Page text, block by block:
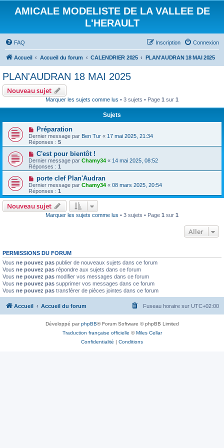
AMICALE MODELISTE DE LA VALLEE DE
L'HERAULT
FAQ Connexion
Inscription
Accueil Accueil du forum CALENDRIER 2025 PLAN'AUDRAN 18 MAI 2025
PLAN'AUDRAN 18 MAI 2025
Nouveau sujet
Marquer les sujets comme lus • 3 sujets • Page 1 sur 1
Sujets
Préparation
Dernier message par Ben Tur « 17 mai 2025, 21:34
Réponses : 5
C'est pour bientôt !
Dernier message par Chamy34 « 14 mai 2025, 08:52
Réponses : 1
porte clef Plan'Audran
Dernier message par Chamy34 « 08 mars 2025, 20:54
Réponses : 1
Nouveau sujet
Marquer les sujets comme lus • 3 sujets • Page 1 sur 1
Aller
PERMISSIONS DU FORUM
Vous ne pouvez pas publier de nouveaux sujets dans ce forum
Vous ne pouvez pas répondre aux sujets dans ce forum
Vous ne pouvez pas modifier vos messages dans ce forum
Vous ne pouvez pas supprimer vos messages dans ce forum
Vous ne pouvez pas transférer de pièces jointes dans ce forum
Accueil Accueil du forum Fuseau horaire sur UTC+02:00
Développé parphpBB® Forum Software © phpBB Limited
Traduction française officielle ©Miles Cellar
Confidentialité | Conditions